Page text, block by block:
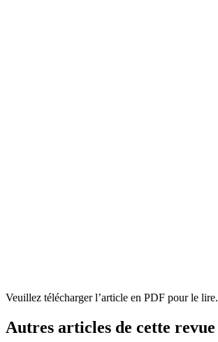
Veuillez télécharger l’article en PDF pour le lire.
Autres articles de cette revue